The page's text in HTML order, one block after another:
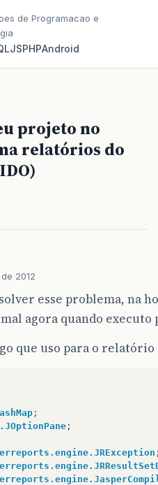
de Programacao e
JSPHPAndroid
projeto no
relatórios do
2012
esse problema, na
agora quando executo
que uso para o
;
;